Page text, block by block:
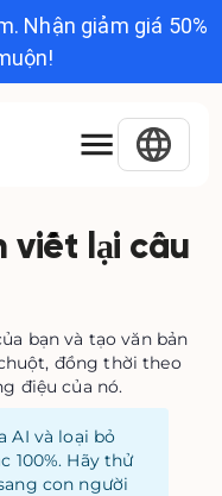
Nhận giảm giá 50%
viết lại câu
bạn và tạo văn bản
đồng thời theo
điệu của nó.
AI và loại bỏ
100%. Hãy thử
con người